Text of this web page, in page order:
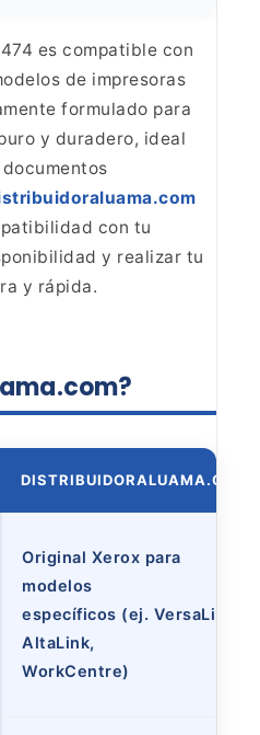
es compatible con
de impresoras
formulado para
y duradero, ideal
con tu
y realizar tu
y rápida.
DISTRIBUIDORALUAMA.COM
Original Xerox para
modelos
específicos (ej. VersaLink,
AltaLink,
WorkCentre)